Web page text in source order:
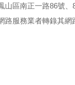
山區南正一路86號
路服務業者轉錄其